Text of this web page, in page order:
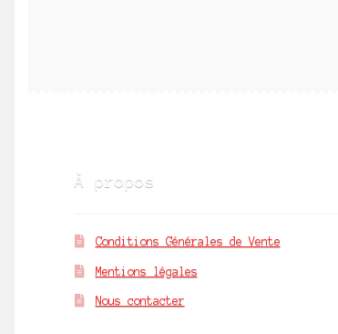
À propos
Conditions Générales de Vente
Mentions légales
Nous contacter